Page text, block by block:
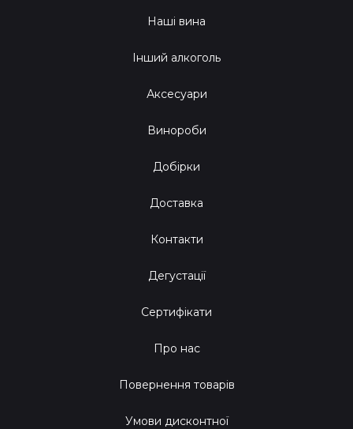
Наші вина
Інший алкоголь
Аксесуари
Винороби
Добірки
Доставка
Контакти
Дегустації
Сертифікати
Про нас
Повернення товарів
Умови дисконтної